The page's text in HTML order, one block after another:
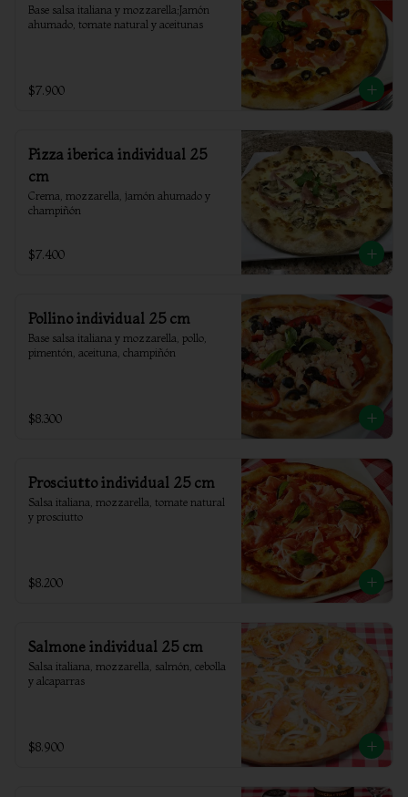
Base salsa italiana y mozzarella;Jamón
ahumado, tomate natural y aceitunas
$7.900
Pizza iberica individual 25
cm
Crema, mozzarella, jamón ahumado y
champiñón
$7.400
Pollino individual 25 cm
Base salsa italiana y mozzarella, pollo,
pimentón, aceituna, champiñón
$8.300
Prosciutto individual 25 cm
Salsa italiana, mozzarella, tomate natural
y prosciutto
$8.200
Salmone individual 25 cm
Salsa italiana, mozzarella, salmón, cebolla
y alcaparras
$8.900